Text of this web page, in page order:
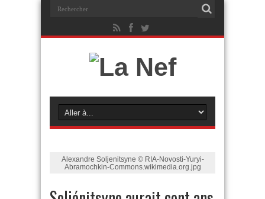
Alexandre Soljenitsyne © RIA-Novosti-Yuryi-
Abramochkin-Commons.wikimedia.org.jpg